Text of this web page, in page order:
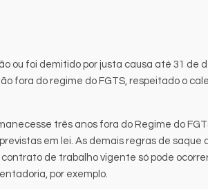
ou foi demitido por justa causa até 31 de
fora do regime do FGTS, respeitado o
três anos fora do Regime do
em lei. As demais regras de saque
de trabalho vigente só pode
por exemplo.